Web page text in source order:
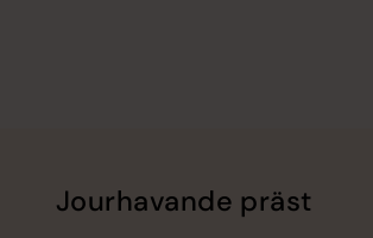
Jourhavande präst